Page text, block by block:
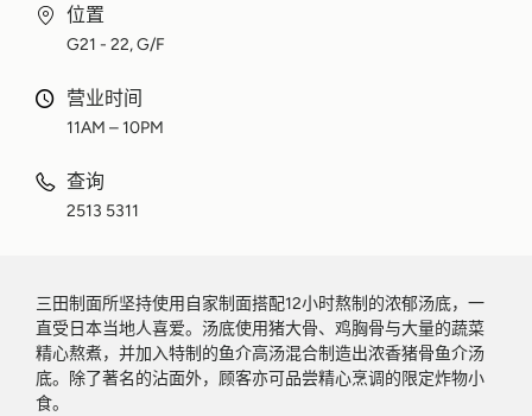
位置
G21 - 22, G/F
营业时间
11AM – 10PM
查询
2513 5311
三田制面所坚持使用自家制面搭配12小时熬制的浓郁汤底，一
直受日本当地人喜爱。汤底使用猪大骨、鸡胸骨与大量的蔬菜
精心熬煮，并加入特制的鱼介高汤混合制造出浓香猪骨鱼介汤
底。除了著名的沾面外，顾客亦可品尝精心烹调的限定炸物小
食。